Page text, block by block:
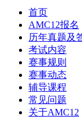
首页
AMC12报名
历年真题及
考试内容
赛事规则
赛事动态
辅导课程
常见问题
关于AMC12